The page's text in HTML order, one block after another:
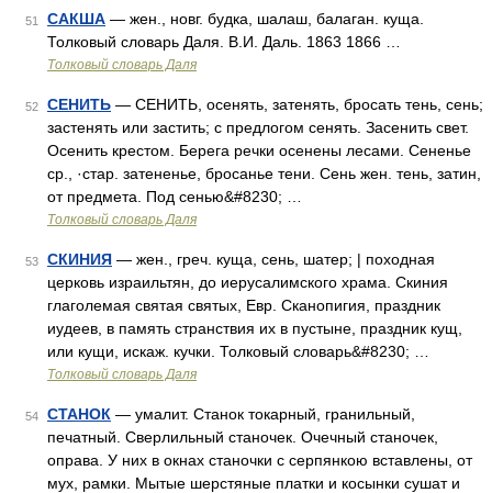
51 САКША — жен., новг. будка, шалаш, балаган. куща.
Толковый словарь Даля. В.И. Даль. 1863 1866 …
Толковый словарь Даля
52 СЕНИТЬ — СЕНИТЬ, осенять, затенять, бросать тень, сень;
застенять или застить; с предлогом сенять. Засенить свет.
Осенить крестом. Берега речки осенены лесами. Сененье
ср., ·стар. затененье, бросанье тени. Сень жен. тень, затин,
от предмета. Под сенью&#8230; …
Толковый словарь Даля
53 СКИНИЯ — жен., греч. куща, сень, шатер; | походная
церковь израильтян, до иерусалимского храма. Скиния
глаголемая святая святых, Евр. Сканопигия, праздник
иудеев, в память странствия их в пустыне, праздник кущ,
или кущи, искаж. кучки. Толковый словарь&#8230; …
Толковый словарь Даля
54 СТАНОК — умалит. Станок токарный, гранильный,
печатный. Сверлильный станочек. Очечный станочек,
оправа. У них в окнах станочки с серпянкою вставлены, от
мух, рамки. Мытые шерстяные платки и косынки сушат и